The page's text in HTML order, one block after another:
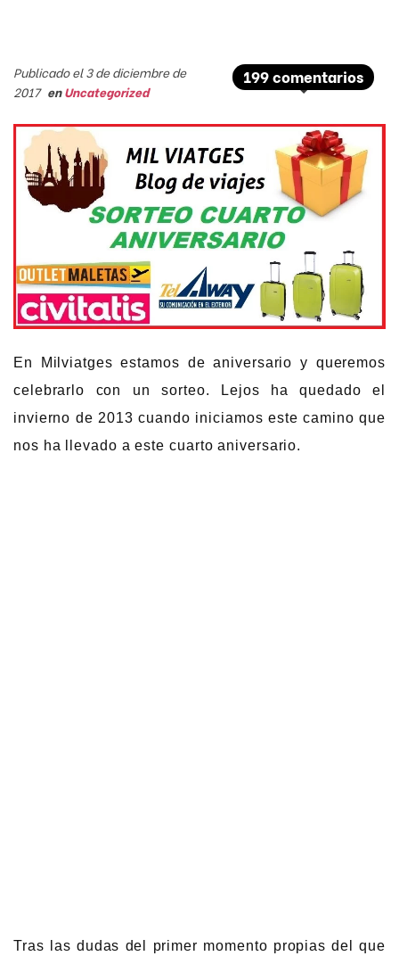
199 comentarios
Publicado el 3 de diciembre de
2017 enUncategorized
En Milviatges estamos de aniversario y queremos
celebrarlo con un sorteo. Lejos ha quedado el
invierno de 2013 cuando iniciamos este camino que
nos ha llevado a este cuarto aniversario.
Tras las dudas del primer momento propias del que